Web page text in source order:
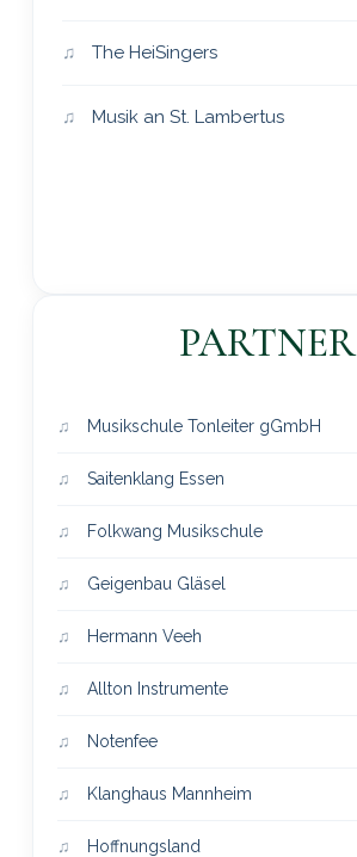
The HeiSingers
Musik an St. Lambertus
PARTNER
Musikschule Tonleiter gGmbH
Saitenklang Essen
Folkwang Musikschule
Geigenbau Gläsel
Hermann Veeh
Allton Instrumente
Notenfee
Klanghaus Mannheim
Hoffnungsland